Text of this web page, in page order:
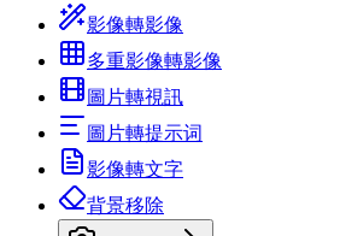
影像轉影像
多重影像轉影像
圖片轉視訊
圖片轉提示词
影像轉文字
背景移除